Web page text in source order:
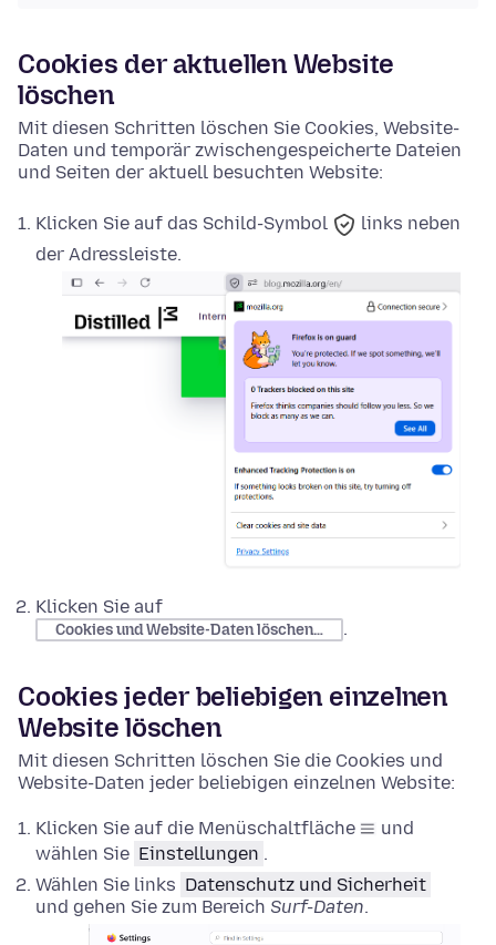
Cookies der aktuellen Website
löschen
Mit diesen Schritten löschen Sie Cookies, Website-
Daten und temporär zwischengespeicherte Dateien
und Seiten der aktuell besuchten Website:
Klicken Sie auf das Schild-Symbol
links neben
der Adressleiste.
Klicken Sie auf
Cookies und Website-Daten löschen… .
Cookies jeder beliebigen einzelnen
Website löschen
Mit diesen Schritten löschen Sie die Cookies und
Website-Daten jeder beliebigen einzelnen Website:
Klicken Sie auf die Menüschaltfläche
und
wählen Sie Einstellungen .
Wählen Sie links Datenschutz und Sicherheit
und gehen Sie zum Bereich Surf-Daten.